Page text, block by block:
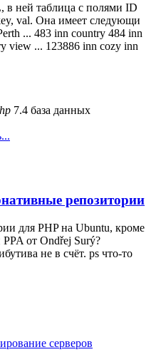
в ней таблица с полями ID
val. Она имеет следующи
... 483 inn country 484 inn
view ... 123886 inn cozy inn
7.4 база данных
репозитории
для PHP на Ubuntu, кроме
PPA от Ondřej Surý?
не в счёт. ps что-то
серверов